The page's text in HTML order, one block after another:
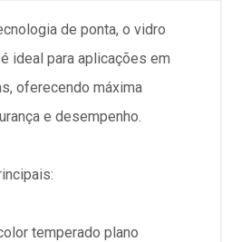
de ponta, o vidro
ideal para aplicações em
oferecendo máxima
e desempenho.
temperado plano